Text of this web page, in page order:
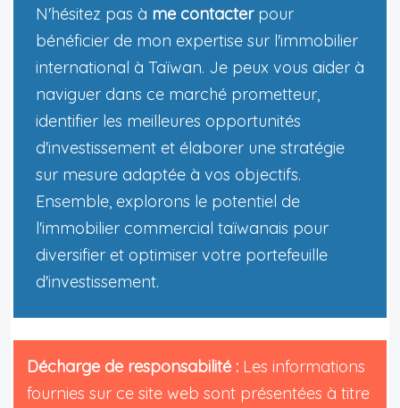
N'hésitez pas à me contacterpour
bénéficier de mon expertise sur l'immobilier
international à Taïwan. Je peux vous aider à
naviguer dans ce marché prometteur,
identifier les meilleures opportunités
d'investissement et élaborer une stratégie
sur mesure adaptée à vos objectifs.
Ensemble, explorons le potentiel de
l'immobilier commercial taïwanais pour
diversifier et optimiser votre portefeuille
d'investissement.
Décharge de responsabilité : Les informations
fournies sur ce site web sont présentées à titre